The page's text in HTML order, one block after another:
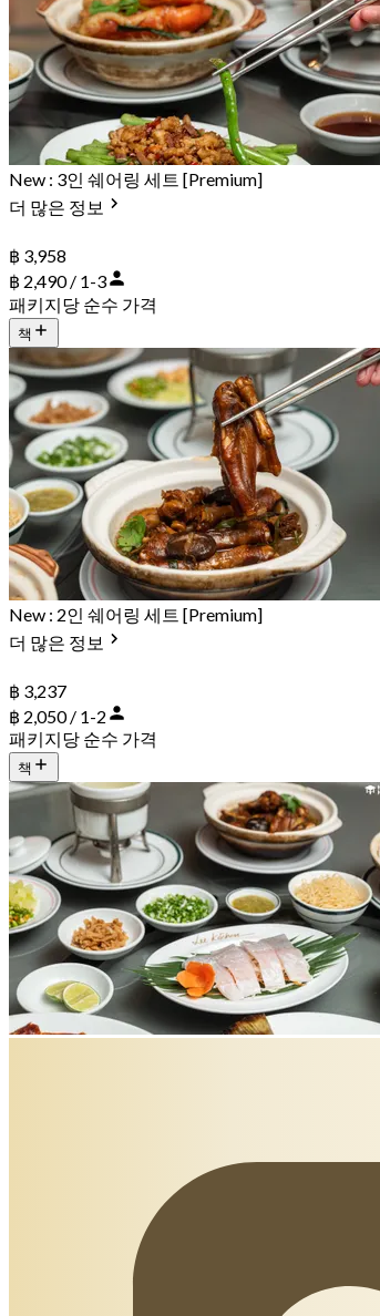
New : 3인 쉐어링 세트 [Premium]
더 많은 정보
฿ 3,958
฿ 2,490 / 1-3
패키지당 순수 가격
책
New : 2인 쉐어링 세트 [Premium]
더 많은 정보
฿ 3,237
฿ 2,050 / 1-2
패키지당 순수 가격
책